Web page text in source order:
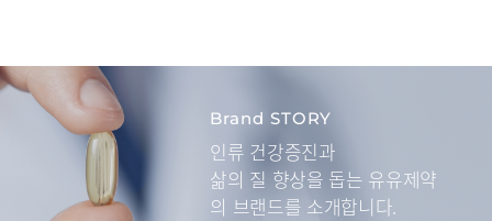
Brand STORY
인류 건강증진과
삶의 질 향상을 돕는 유유제약
의 브랜드를 소개합니다.